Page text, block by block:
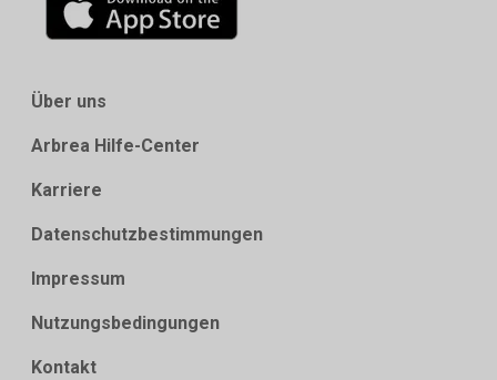
Über uns
Arbrea Hilfe-Center
Karriere
Datenschutzbestimmungen
Impressum
Nutzungsbedingungen
Kontakt